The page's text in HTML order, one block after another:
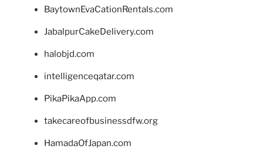
BaytownEvaCationRentals.com
JabalpurCakeDelivery.com
halobjd.com
intelligenceqatar.com
PikaPikaApp.com
takecareofbusinessdfw.org
HamadaOfJapan.com